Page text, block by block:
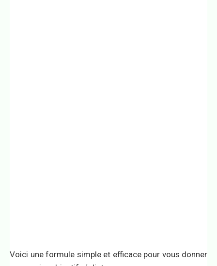
Voici une formule simple et efficace pour vous donner